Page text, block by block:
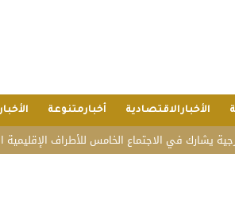
الأخبارالاقتصادية أخبارمتنوعة
في الاجتماع الخامس للأطراف الإقليمية الأربعة